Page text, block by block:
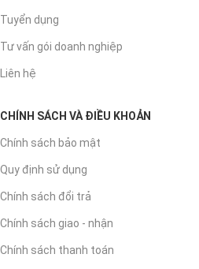
Tuyển dụng
Tư vấn gói doanh nghiệp
Liên hệ
CHÍNH SÁCH VÀ ĐIỀU KHOẢN
Chính sách bảo mật
Quy định sử dụng
Chính sách đổi trả
Chính sách giao - nhận
Chính sách thanh toán